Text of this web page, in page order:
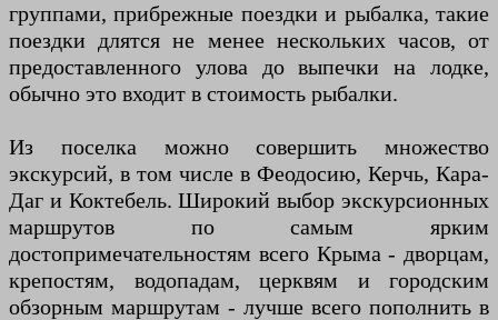
группами, прибрежные поездки и рыбалка, такие
поездки длятся не менее нескольких часов, от
предоставленного улова до выпечки на лодке,
обычно это входит в стоимость рыбалки.
Из поселка можно совершить множество
экскурсий, в том числе в Феодосию, Керчь, Кара-
Даг и Коктебель. Широкий выбор экскурсионных
маршрутов по самым ярким
достопримечательностям всего Крыма - дворцам,
крепостям, водопадам, церквям и городским
обзорным маршрутам - лучше всего пополнить в